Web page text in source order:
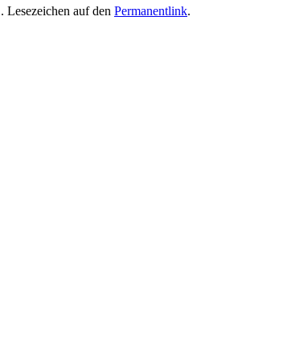
. Lesezeichen auf den Permanentlink.